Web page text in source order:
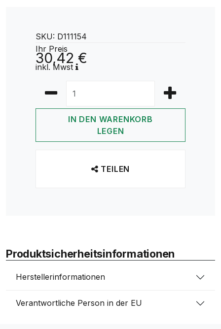
SKU: D111154
Ihr Preis
30,42 €
inkl. Mwst
IN DEN WARENKORB
LEGEN
TEILEN
Produktsicherheitsinformationen
Herstellerinformationen
Verantwortliche Person in der EU